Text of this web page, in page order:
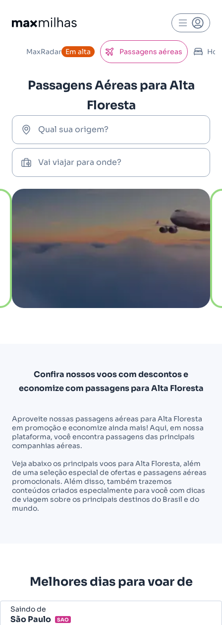
MaxRadar Em alta Passagens aéreas
Passagens Aéreas para Alta
Floresta
Qual sua origem?
Vai viajar para onde?
Confira nossos voos com descontos e
economize com passagens para Alta Floresta
Aproveite nossas passagens aéreas para Alta Floresta
em promoção e economize ainda mais! Aqui, em nossa
plataforma, você encontra passagens das principais
companhias aéreas.
Veja abaixo os principais voos para Alta Floresta, além
de uma seleção especial de ofertas e passagens aéreas
promocionais. Além disso, também trazemos
conteúdos criados especialmente para você com dicas
de viagem sobre os principais destinos do Brasil e do
mundo.
Melhores dias para voar de
Saindo de
São Paulo SAO